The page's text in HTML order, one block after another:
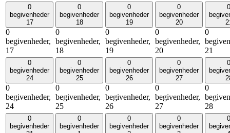
0
begivenheder
17
0
begivenheder,
17
0
begivenheder
18
0
begivenheder,
18
0
begivenheder
19
0
begivenheder,
19
0
begivenheder
20
0
begivenheder,
20
0
0
21
0
begivenheder
24
0
begivenheder,
24
0
begivenheder
25
0
begivenheder,
25
0
begivenheder
26
0
begivenheder,
26
0
begivenheder
27
0
begivenheder,
27
0
0
28
0
begivenheder
0
begivenheder
0
begivenheder
0
begivenheder
0